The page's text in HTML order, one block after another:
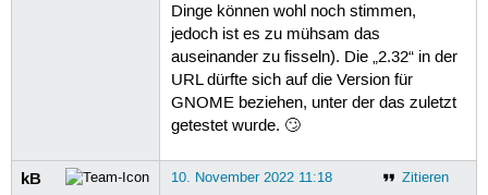
Dinge können wohl noch stimmen,
jedoch ist es zu mühsam das
auseinander zu fisseln). Die „2.32“ in der
URL dürfte sich auf die Version für
GNOME beziehen, unter der das zuletzt
getestet wurde. 🙄
kB Zitieren
10. November 2022 11:18